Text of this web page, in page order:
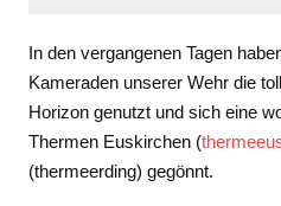
In den vergangenen Tagen
Kameraden unserer Wehr die
Horizon genutzt und sich eine
Thermen Euskirchen (
(thermeerding) gegönnt.